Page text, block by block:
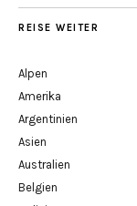
REISE WEITER
Alpen
Amerika
Argentinien
Asien
Australien
Belgien